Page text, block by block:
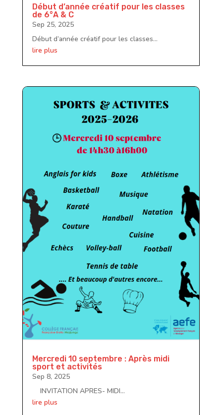
Début d’année créatif pour les classes
de 6°A & C
Sep 25, 2025
Début d’année créatif pour les classes...
lire plus
Mercredi 10 septembre : Après midi
sport et activités
Sep 8, 2025
INVITATION APRES- MIDI...
lire plus